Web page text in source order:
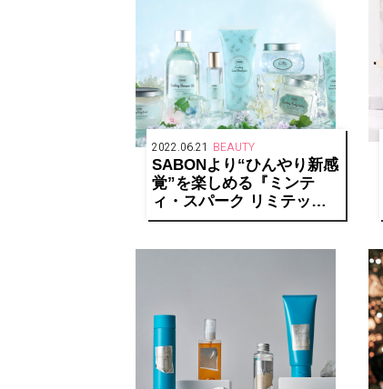
2022.06.21 BEAUTY
SABONより“ひんやり新感
覚”を楽しめる『ミンテ
ィ・スパーク リミテッド
コレクション』が新発売